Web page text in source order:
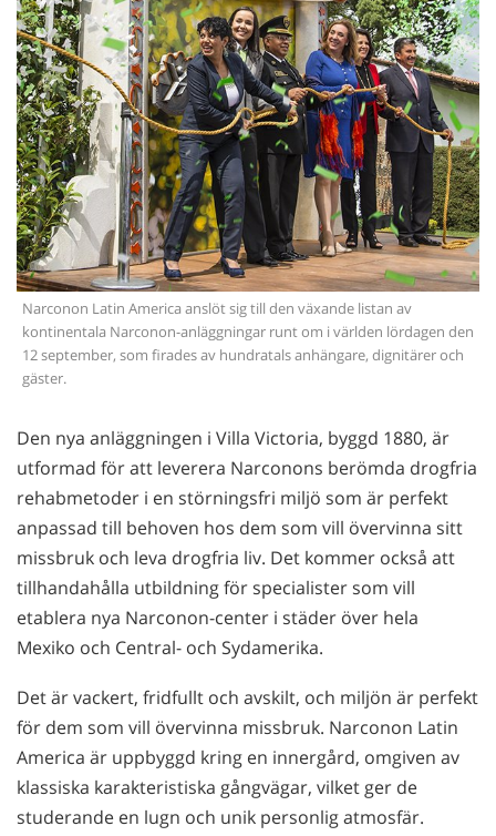
Narconon Latin America anslöt sig till den växande listan av
kontinentala Narconon-anläggningar runt om i världen lördagen den
12 september, som firades av hundratals anhängare, dignitärer och
gäster.
Den nya anläggningen i Villa Victoria, byggd 1880, är
utformad för att leverera Narconons berömda drogfria
rehabmetoder i en störningsfri miljö som är perfekt
anpassad till behoven hos dem som vill övervinna sitt
missbruk och leva drogfria liv. Det kommer också att
tillhandahålla utbildning för specialister som vill
etablera nya Narconon-center i städer över hela
Mexiko och Central- och Sydamerika.
Det är vackert, fridfullt och avskilt, och miljön är perfekt
för dem som vill övervinna missbruk. Narconon Latin
America är uppbyggd kring en innergård, omgiven av
klassiska karakteristiska gångvägar, vilket ger de
studerande en lugn och unik personlig atmosfär.